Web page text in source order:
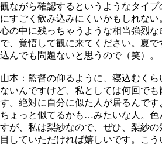
観ながら確認するというようなタイ
にすごく飲み込みにくいかもしれな
心の中に残っちゃうような相当強烈
で、覚悟して観に来てください。夏
込んでも問題ないと思うので（笑）。
山本：監督の仰るように、寝込むく
ないんですけど、私としては何回でも
す。絶対に自分に似た人が居るんです
ちょっと似てるかも…みたいな人。色
すが、私は梨紗なので、ぜひ、梨紗
目していただければ嬉しいです。こ